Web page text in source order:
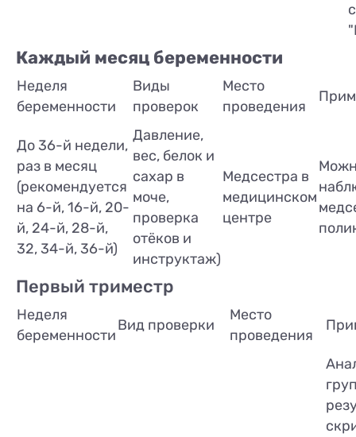
Каждый месяц беременности
Неделя
беременности
Виды
проверок
Место
проведения
До 36-й недели,
раз в месяц
(рекомендуется
на 6-й, 16-й, 20-
й, 24-й, 28-й,
32, 34-й, 36-й)
Давление,
вес, белок и
сахар в
моче,
проверка
отёков и
инструктаж)
Медсестра в
медицинском
центре
Первый триместр
Неделя
беременности
Вид проверки
Место
проведения